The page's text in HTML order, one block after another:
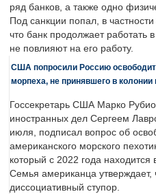
ряд банков, а также одно
Под санкции попал, в
что банк продолжает работать
не повлияют на его работу.
США попросили Россию
морпеха, не принявшего в
Госсекретарь США Марко
иностранных дел Сергеем
июля, подписал вопрос об
американского морского
который с 2022 года находится
Семья американца утверждает,
диссоциативный ступор.